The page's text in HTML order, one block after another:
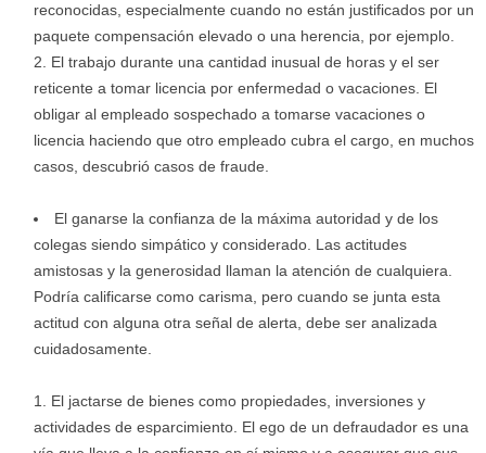
reconocidas, especialmente cuando no están justificados por un
paquete compensación elevado o una herencia, por ejemplo.
El trabajo durante una cantidad inusual de horas y el ser
reticente a tomar licencia por enfermedad o vacaciones. El
obligar al empleado sospechado a tomarse vacaciones o
licencia haciendo que otro empleado cubra el cargo, en muchos
casos, descubrió casos de fraude.
El ganarse la confianza de la máxima autoridad y de los
colegas siendo simpático y considerado. Las actitudes
amistosas y la generosidad llaman la atención de cualquiera.
Podría calificarse como carisma, pero cuando se junta esta
actitud con alguna otra señal de alerta, debe ser analizada
cuidadosamente.
El jactarse de bienes como propiedades, inversiones y
actividades de esparcimiento. El ego de un defraudador es una